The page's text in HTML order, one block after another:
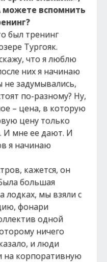
вспомнить
был тренинг
Тургояк.
что я люблю
них я начинаю
задумывались,
по-разному? Ну,
– цена, в которую
цену только
И мне ее дают. И
я начинаю
кажется, он
большая
лодках, мы взяли с
фонари
одной
ничего
и люди
на корпоративную